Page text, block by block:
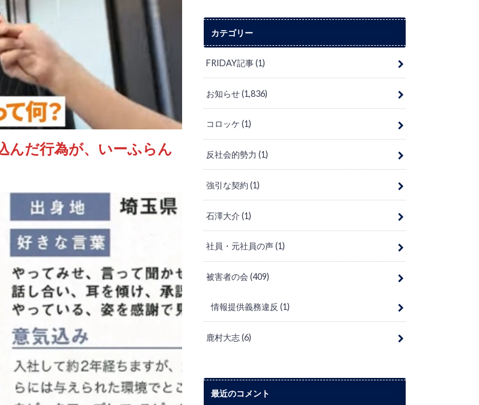
んだ行為が、いーふらん
カテゴリー
FRIDAY記事(1)
お知らせ(1,836)
コロッケ(1)
反社会的勢力(1)
強引な契約(1)
石澤大介(1)
社員・元社員の声(1)
被害者の会(409)
情報提供義務違反 (1)
鹿村大志(6)
最近のコメント